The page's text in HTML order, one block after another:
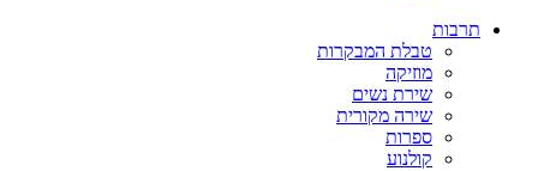
תרבות
טבלת המבקרות
מוזיקה
שירת נשים
שירה מקורית
ספרות
קולנוע